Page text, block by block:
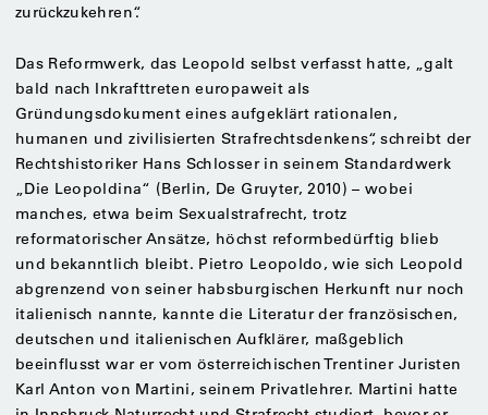
zurückzukehren“.
Das Reformwerk, das Leopold selbst verfasst hatte, „galt
bald nach Inkrafttreten europaweit als
Gründungsdokument eines aufgeklärt rationalen,
humanen und zivilisierten Strafrechtsdenkens“, schreibt der
Rechtshistoriker Hans Schlosser in seinem Standardwerk
„Die Leopoldina“ (Berlin, De Gruyter, 2010) – wobei
manches, etwa beim Sexualstrafrecht, trotz
reformatorischer Ansätze, höchst reformbedürftig blieb
und bekanntlich bleibt. Pietro Leopoldo, wie sich Leopold
abgrenzend von seiner habsburgischen Herkunft nur noch
italienisch nannte, kannte die Literatur der französischen,
deutschen und italienischen Aufklärer, maßgeblich
beeinflusst war er vom österreichischen Trentiner Juristen
Karl Anton von Martini, seinem Privatlehrer. Martini hatte